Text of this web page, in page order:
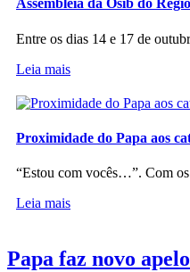
Assembleia da Osib do
Entre os dias 14 e 17 de
Leia mais
Proximidade do Papa aos
“Estou com vocês…”. Com os
Leia mais
Papa faz novo